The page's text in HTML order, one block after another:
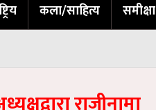
कला/साहित्य समीक्षा